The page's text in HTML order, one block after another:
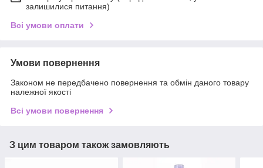
залишилися питання)
Всі умови оплати
Умови повернення
Законом не передбачено повернення та обмін даного товару
належної якості
Всі умови повернення
З цим товаром також замовляють